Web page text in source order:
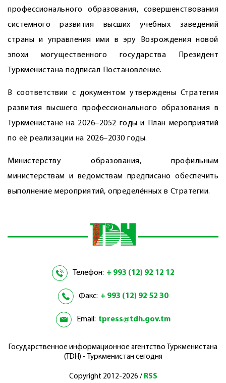
профессионального образования, совершенствования
системного развития высших учебных заведений
страны и управления ими в эру Возрождения новой
эпохи могущественного государства Президент
Туркменистана подписал Постановление.
В соответствии с документом утверждены Стратегия
развития высшего профессионального образования в
Туркменистане на 2026–2052 годы и План мероприятий
по её реализации на 2026–2030 годы.
Министерству образования, профильным
министерствам и ведомствам предписано обеспечить
выполнение мероприя­тий, определённых в Стратегии.
Телефон: + 993 (12) 92 12 12
Факс: + 993 (12) 92 52 30
Email: tpress@tdh.gov.tm
Государственное информационное агентство Туркменистана
(TDH) - Туркменистан сегодня
Copyright 2012-2026 / RSS